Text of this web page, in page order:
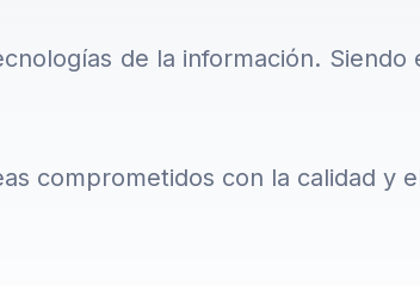
de la información. Siendo
comprometidos con la calidad y